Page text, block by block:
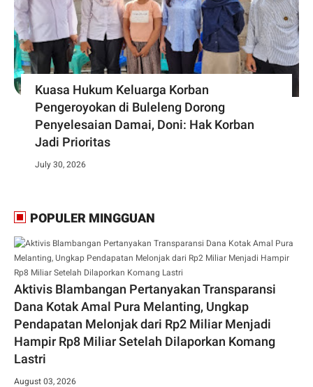
Kuasa Hukum Keluarga Korban
Pengeroyokan di Buleleng Dorong
Penyelesaian Damai, Doni: Hak Korban
Jadi Prioritas
July 30, 2026
POPULER MINGGUAN
Aktivis Blambangan Pertanyakan Transparansi
Dana Kotak Amal Pura Melanting, Ungkap
Pendapatan Melonjak dari Rp2 Miliar Menjadi
Hampir Rp8 Miliar Setelah Dilaporkan Komang
Lastri
August 03, 2026